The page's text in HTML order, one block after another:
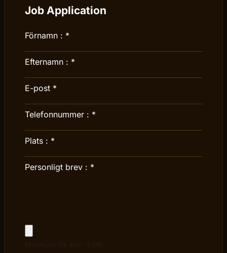
Job Application
Förnamn : *
Efternamn : *
E-post *
Telefonnummer : *
Plats : *
Personligt brev : *